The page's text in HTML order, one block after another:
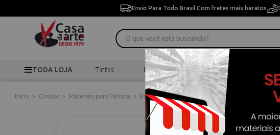
Envio Para Todo Brasil Com fretes mais baratos
TODA LOJA Tintas Pincéis Desenho
Início > Condor > Materiais para Pintura > Espátulas Artísticas ESPÁTULA ARTÍSTICA